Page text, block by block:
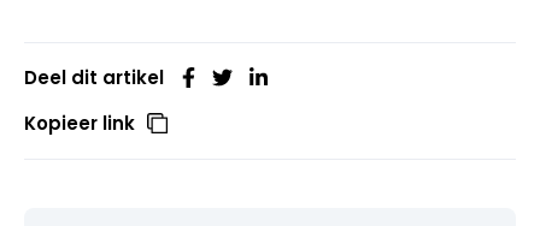
Deel dit artikel
Kopieer link